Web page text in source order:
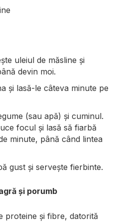
uleiul de măsline și
devin moi.
și lasă-le câteva minute pe
(sau apă) și cuminul.
focul și lasă să fiarbă
minute, până când lintea
gust și servește fierbinte.
și porumb
proteine și fibre, datorită